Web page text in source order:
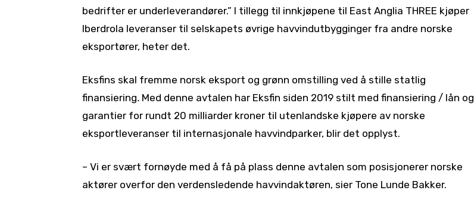
bedrifter er underleverandører.” I tillegg til innkjøpene til East Anglia THREE kjøper
Iberdrola leveranser til selskapets øvrige havvindutbygginger fra andre norske
eksportører, heter det.
Eksfins skal fremme norsk eksport og grønn omstilling ved å stille statlig
finansiering. Med denne avtalen har Eksfin siden 2019 stilt med finansiering / lån og
garantier for rundt 20 milliarder kroner til utenlandske kjøpere av norske
eksportleveranser til internasjonale havvindparker, blir det opplyst.
– Vi er svært fornøyde med å få på plass denne avtalen som posisjonerer norske
aktører overfor den verdensledende havvindaktøren, sier Tone Lunde Bakker.